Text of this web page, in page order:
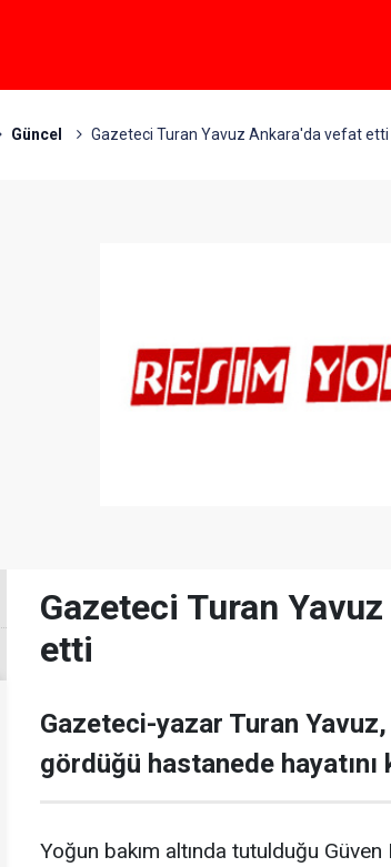
Güncel Gazeteci Turan Yavuz Ankara'da vefat etti
Gazeteci Turan
etti
Gazeteci-yazar Turan
gördüğü hastanede hayatını
Yoğun bakım altında tutulduğu